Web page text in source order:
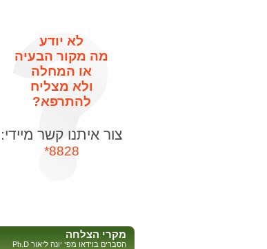
לא יודע
מה מקור הבעיה
או המחלה
ולא מצליח
להתרפא?
צור איתנו קשר מיידי:
8828*
מקרי הצלחה
הסברים בוידאו מפי יונה ליאור Ph.D